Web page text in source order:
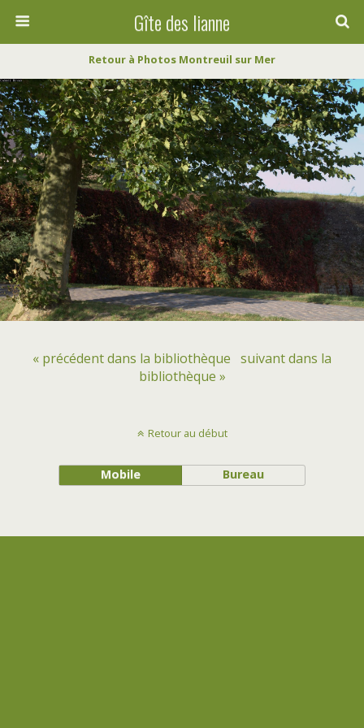
Gîte des lianne
Retour à Photos Montreuil sur Mer
« précédent dans la bibliothèque suivant dans la
bibliothèque »
Retour au début
Mobile Bureau